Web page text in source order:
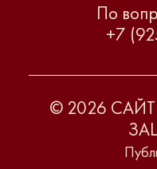
По
+7
© 2026 САЙТ